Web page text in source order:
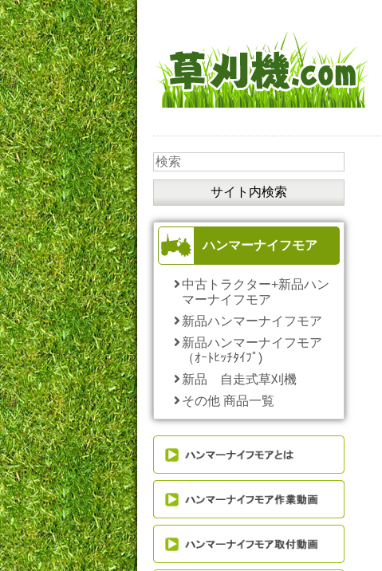
ハンマーナイフモア
中古トラクター+新品ハン
マーナイフモア
新品ハンマーナイフモア
新品ハンマーナイフモア
（ｵｰﾄﾋｯﾁﾀｲﾌﾟ)
新品 自走式草刈機
その他 商品一覧